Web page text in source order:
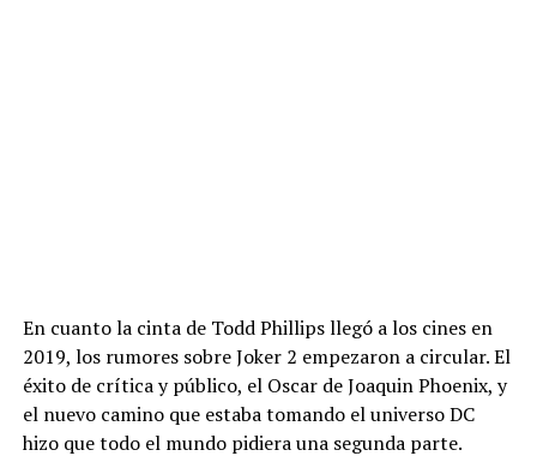
En cuanto la cinta de Todd Phillips llegó a los cines en
2019, los rumores sobre Joker 2 empezaron a circular. El
éxito de crítica y público, el Oscar de Joaquin Phoenix, y
el nuevo camino que estaba tomando el universo DC
hizo que todo el mundo pidiera una segunda parte.